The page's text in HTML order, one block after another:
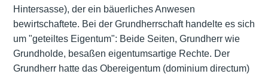
Hintersasse), der ein bäuerliches Anwesen
bewirtschaftete. Bei der Grundherrschaft handelte es sich
um "geteiltes Eigentum": Beide Seiten, Grundherr wie
Grundholde, besaßen eigentumsartige Rechte. Der
Grundherr hatte das Obereigentum (dominium directum)